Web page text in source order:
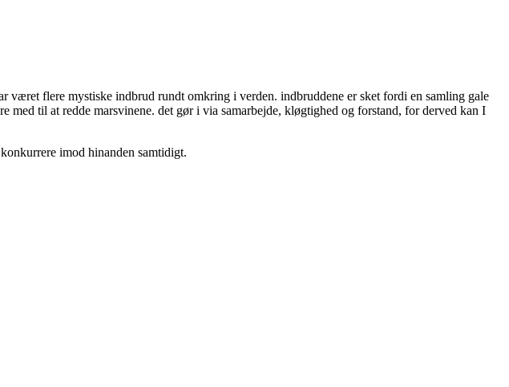
været flere mystiske indbrud rundt omkring i verden. indbruddene er sket fordi en samling gale
til at redde marsvinene. det gør i via samarbejde, kløgtighed og forstand, for derved kan I
imod hinanden samtidigt.